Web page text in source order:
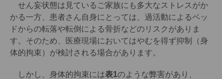
せん妄状態は見ているご家族にも多大なストレスがか
かる一方、患者さん自身にとっては、過活動によるベッ
ドからの転落や転倒による骨折などのリスクがありま
す。そのため、医療現場においてはやむを得ず抑制（身
体的拘束）が検討される場合があります。
しかし、身体的拘束には表1のような弊害があり、